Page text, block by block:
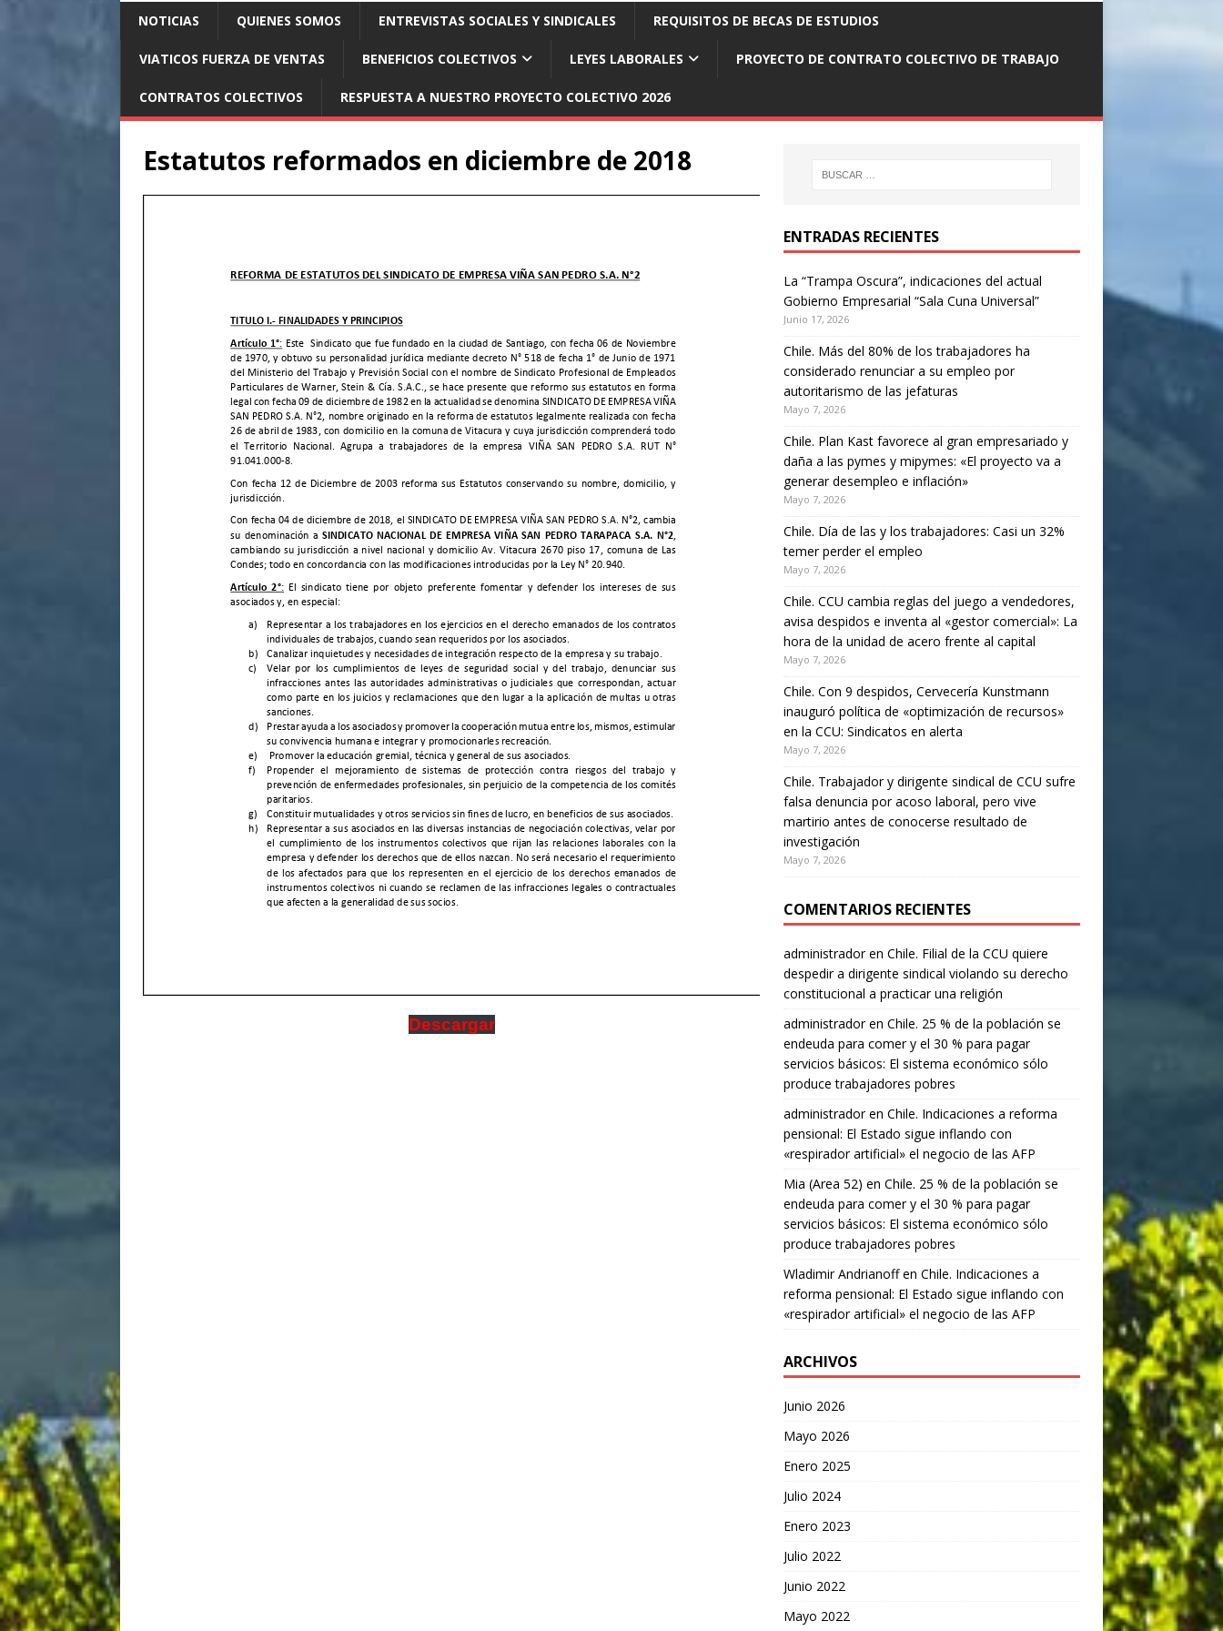
NOTICIAS QUIENES SOMOS ENTREVISTAS SOCIALES Y SINDICALES REQUISITOS DE BECAS DE ESTUDIOS
VIATICOS FUERZA DE VENTAS BENEFICIOS COLECTIVOS LEYES LABORALES PROYECTO DE CONTRATO COLECTIVO DE TRABAJO
CONTRATOS COLECTIVOS RESPUESTA A NUESTRO PROYECTO COLECTIVO 2026
Estatutos reformados en diciembre de 2018
Descargar
ENTRADAS RECIENTES
La “Trampa Oscura”, indicaciones del actual
Gobierno Empresarial “Sala Cuna Universal”
Junio 17, 2026
Chile. Más del 80% de los trabajadores ha
considerado renunciar a su empleo por
autoritarismo de las jefaturas
Mayo 7, 2026
Chile. Plan Kast favorece al gran empresariado y
daña a las pymes y mipymes: «El proyecto va a
generar desempleo e inflación»
Mayo 7, 2026
Chile. Día de las y los trabajadores: Casi un 32%
temer perder el empleo
Mayo 7, 2026
Chile. CCU cambia reglas del juego a vendedores,
avisa despidos e inventa al «gestor comercial»: La
hora de la unidad de acero frente al capital
Mayo 7, 2026
Chile. Con 9 despidos, Cervecería Kunstmann
inauguró política de «optimización de recursos»
en la CCU: Sindicatos en alerta
Mayo 7, 2026
Chile. Trabajador y dirigente sindical de CCU sufre
falsa denuncia por acoso laboral, pero vive
martirio antes de conocerse resultado de
investigación
Mayo 7, 2026
COMENTARIOS RECIENTES
administradoren Chile. Filial de la CCU quiere
despedir a dirigente sindical violando su derecho
constitucional a practicar una religión
administradoren Chile. 25 % de la población se
endeuda para comer y el 30 % para pagar
servicios básicos: El sistema económico sólo
produce trabajadores pobres
administradoren Chile. Indicaciones a reforma
pensional: El Estado sigue inflando con
«respirador artificial» el negocio de las AFP
Mia (Area 52) en Chile. 25 % de la población se
endeuda para comer y el 30 % para pagar
servicios básicos: El sistema económico sólo
produce trabajadores pobres
Wladimir Andrianoffen Chile. Indicaciones a
reforma pensional: El Estado sigue inflando con
«respirador artificial» el negocio de las AFP
ARCHIVOS
Junio 2026
Mayo 2026
Enero 2025
Julio 2024
Enero 2023
Julio 2022
Junio 2022
Mayo 2022